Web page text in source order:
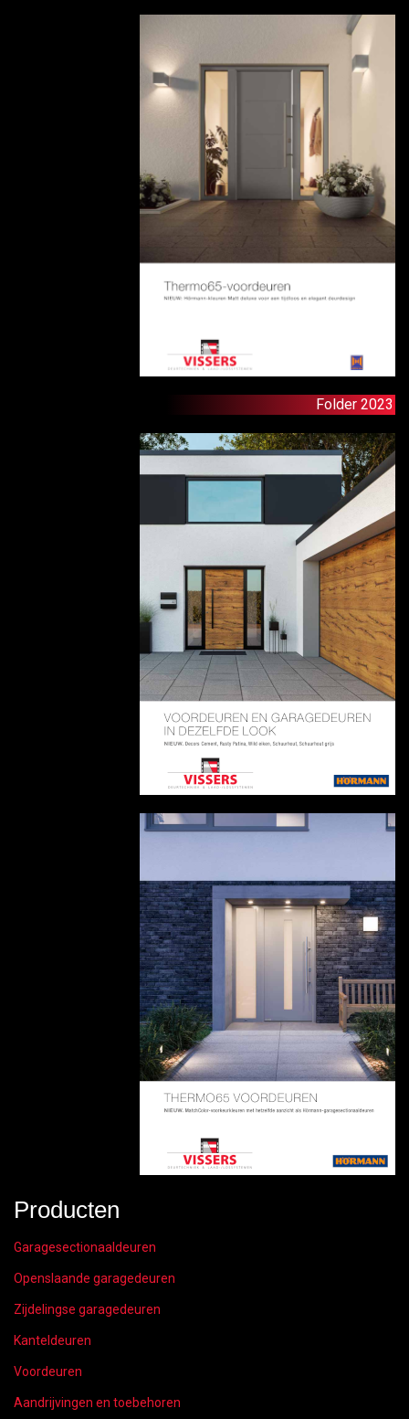
Folder 2023
Producten
Garagesectionaaldeuren
Openslaande garagedeuren
Zijdelingse garagedeuren
Kanteldeuren
Voordeuren
Aandrijvingen en toebehoren